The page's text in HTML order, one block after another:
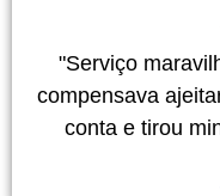
"Serviço
compensava
conta e tirou